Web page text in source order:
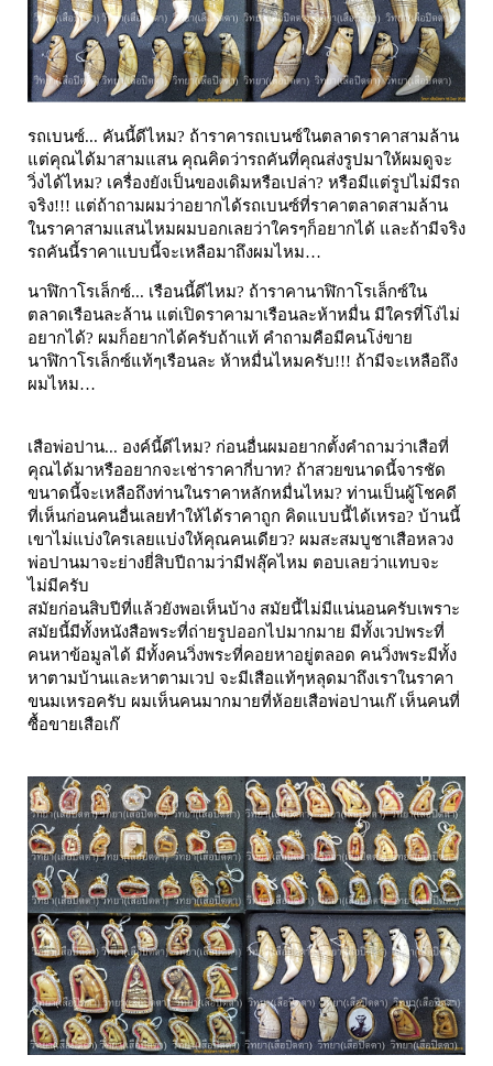
รถเบนซ์... คันนี้ดีไหม? ถ้าราคารถเบนซ์ในตลาดราคาสามล้าน
แต่คุณได้มาสามแสน คุณคิดว่ารถคันที่คุณส่งรูปมาให้ผมดูจะ
วิ่งได้ไหม? เครื่องยังเป็นของเดิมหรือเปล่า? หรือมีแต่รูปไม่มีรถ
จริง!!! แต่ถ้าถามผมว่าอยากได้รถเบนซ์ที่ราคาตลาดสามล้าน
ในราคาสามแสนไหมผมบอกเลยว่าใครๆก็อยากได้ และถ้ามีจริง
รถคันนี้ราคาแบบนี้จะเหลือมาถึงผมไหม…
นาฬิกาโรเล็กซ์... เรือนนี้ดีไหม? ถ้าราคานาฬิกาโรเล็กซ์ใน
ตลาดเรือนละล้าน แต่เปิดราคามาเรือนละห้าหมื่น มีใครที่โง่ไม่
อยากได้? ผมก็อยากได้ครับถ้าแท้ คำถามคือมีคนโง่ขาย
นาฬิกาโรเล็กซ์แท้ๆเรือนละ ห้าหมื่นไหมครับ!!! ถ้ามีจะเหลือถึง
ผมไหม…
เสือพ่อปาน... องค์นี้ดีไหม? ก่อนอื่นผมอยากตั้งคำถามว่าเสือที่
คุณได้มาหรืออยากจะเช่าราคากี่บาท? ถ้าสวยขนาดนี้จารชัด
ขนาดนี้จะเหลือถึงท่านในราคาหลักหมื่นไหม? ท่านเป็นผู้โชคดี
ที่เห็นก่อนคนอื่นเลยทำให้ได้ราคาถูก คิดแบบนี้ได้เหรอ? บ้านนี้
เขาไม่แบ่งใครเลยแบ่งให้คุณคนเดียว? ผมสะสมบูชาเสือหลวง
พ่อปานมาจะย่างยี่สิบปีถามว่ามีฟลุ๊คไหม ตอบเลยว่าแทบจะ
ไม่มีครับ
สมัยก่อนสิบปีที่แล้วยังพอเห็นบ้าง สมัยนี้ไม่มีแน่นอนครับเพราะ
สมัยนี้มีทั้งหนังสือพระที่ถ่ายรูปออกไปมากมาย มีทั้งเวปพระที่
คนหาข้อมูลได้ มีทั้งคนวิ่งพระที่คอยหาอยู่ตลอด คนวิ่งพระมีทั้ง
หาตามบ้านและหาตามเวป จะมีเสือแท้ๆหลุดมาถึงเราในราคา
ขนมเหรอครับ ผมเห็นคนมากมายที่ห้อยเสือพ่อปานเก๊ เห็นคนที่
ซื้อขายเสือเก๊